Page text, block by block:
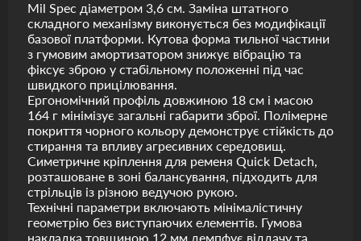
Mil Spec діаметром 3,6 см. Заміна штатного
складного механізму виконується без модифікації
базової платформи. Кутова форма тильної частини
з гумовим амортизатором знижує вібрацію та
фіксує зброю у стабільному положенні під час
швидкого прицілювання.
Ергономічний профіль довжиною 18 см і масою
164 г мінімізує загальні габарити зброї. Полімерне
покриття чорного кольору демонструє стійкість до
стирання та впливу агресивних середовищ.
Симетричне кріплення для ременя Quick Detach,
розташоване в зоні балансування, підходить для
стрільців із різною ведучою рукою.
Технічні параметри включають мінімалістичну
геометрію без виступаючих елементів. Гумова
накладка товщиною 12 мм демпфує віддачу та